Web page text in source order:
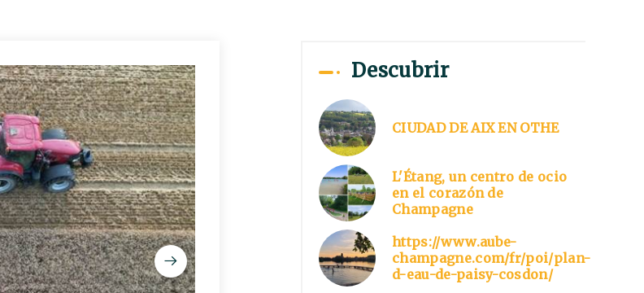
Descubrir
CIUDAD DE AIX EN OTHE
L'Étang, un centro de ocio
en el corazón de
Champagne
https://www.aube-
champagne.com/fr/poi/plan-
d-eau-de-paisy-cosdon/